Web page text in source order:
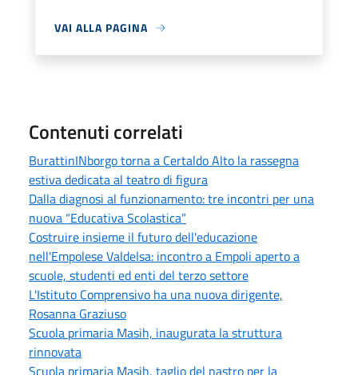
VAI ALLA PAGINA
Contenuti correlati
BurattinINborgo torna a Certaldo Alto la rassegna
estiva dedicata al teatro di figura
Dalla diagnosi al funzionamento: tre incontri per una
nuova “Educativa Scolastica”
Costruire insieme il futuro dell'educazione
nell'Empolese Valdelsa: incontro a Empoli aperto a
scuole, studenti ed enti del terzo settore
L'Istituto Comprensivo ha una nuova dirigente,
Rosanna Graziuso
Scuola primaria Masih, inaugurata la struttura
rinnovata
Scuola primaria Masih, taglio del nastro per la